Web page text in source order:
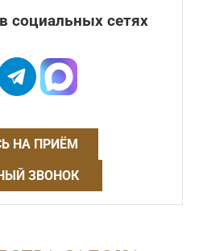
социальных сетях
НА ПРИЁМ
ЗВОНОК